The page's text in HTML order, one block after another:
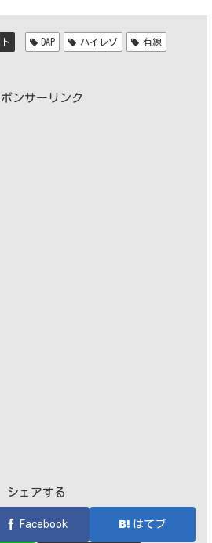
DAP ハイレゾ 有線
ポンサーリンク
シェアする
Facebook はてブ